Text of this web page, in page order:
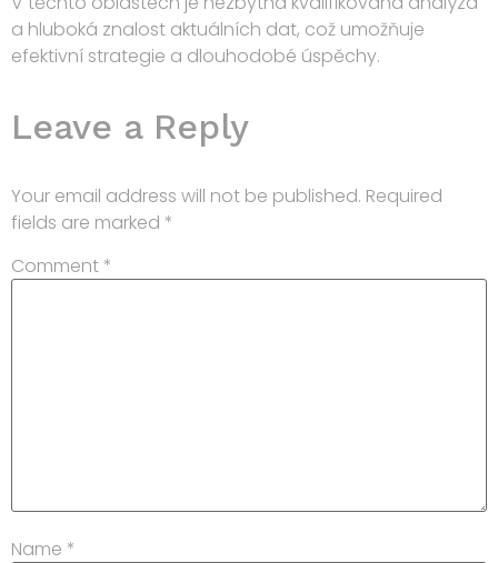
a hluboká znalost aktuálních dat, což umožňuje
efektivní strategie a dlouhodobé úspěchy.
Leave a Reply
Your email address will not be published. Required
fields are marked *
Comment *
Name *